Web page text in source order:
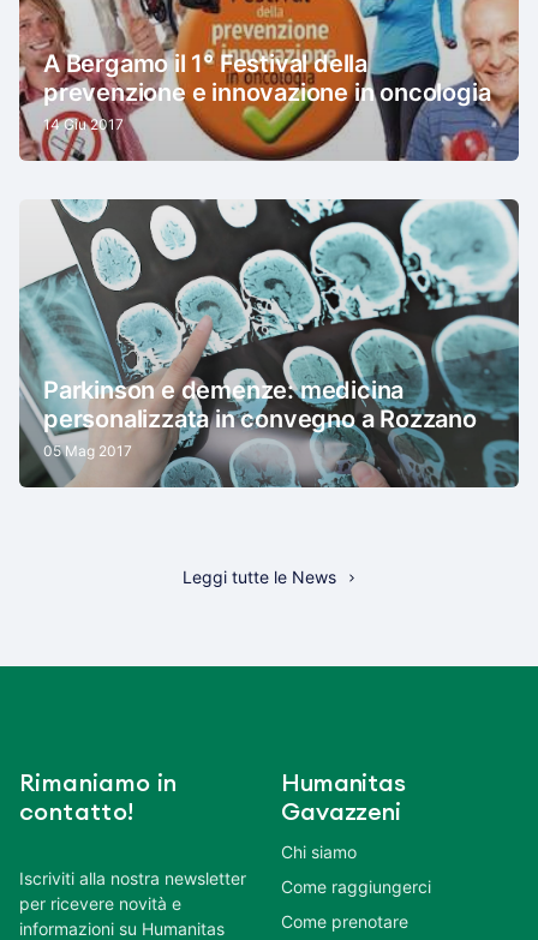
A Bergamo il 1° Festival della
prevenzione e innovazione in oncologia
14 Giu 2017
Parkinson e demenze: medicina
personalizzata in convegno a Rozzano
05 Mag 2017
Leggi tutte le News
Rimaniamo in
contatto!
Iscriviti alla nostra newsletter
per ricevere novità e
informazioni su Humanitas
Humanitas
Gavazzeni
Chi siamo
Come raggiungerci
Come prenotare